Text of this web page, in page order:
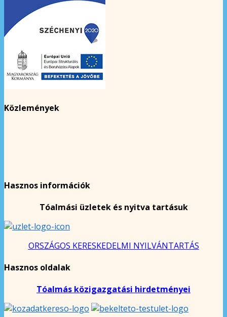
Közlemények
Hasznos információk
Tóalmási üzletek és nyitva tartásuk
ORSZÁGOS KERESKEDELMI NYILVÁNTARTÁS
Hasznos oldalak
Tóalmás közigazgatási hirdetményei